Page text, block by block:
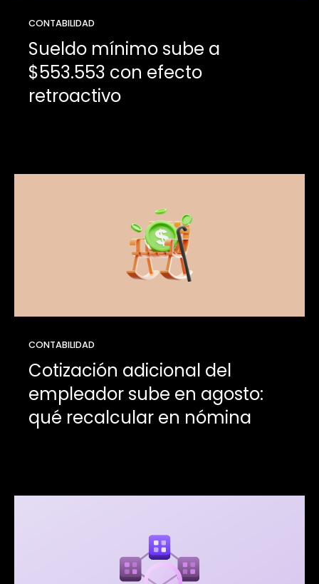
CONTABILIDAD
Sueldo mínimo sube a
$553.553 con efecto
retroactivo
CONTABILIDAD
Cotización adicional del
empleador sube en agosto:
qué recalcular en nómina